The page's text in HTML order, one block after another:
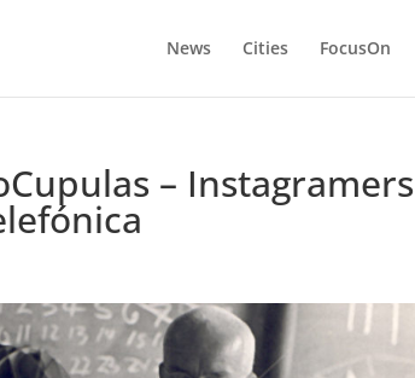
News Cities FocusOn
– Instagramers